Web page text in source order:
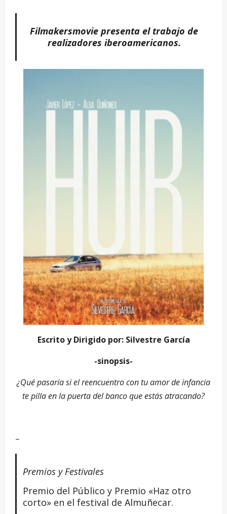
Filmakersmovie presenta el trabajo de
realizadores iberoamericanos.
Escrito y Dirigido por: Silvestre García
-sinopsis-
¿Qué pasaría si el reencuentro con tu amor de infancia
te pilla en la puerta del banco que estás atracando?
–
Premios y Festivales
Premio del Público y Premio «Haz otro
corto» en el festival de Almuñecar.